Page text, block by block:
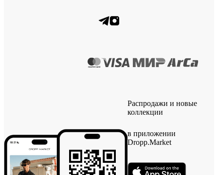
Распродажи и новые
коллекции
в приложении
Dropp.Market